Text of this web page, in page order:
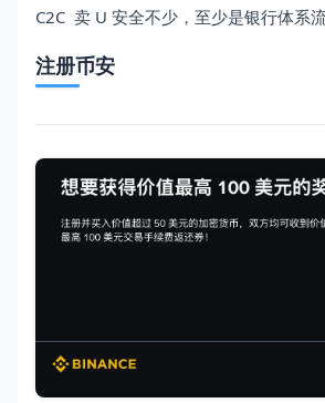
C2C 卖 U 安全不少，至少是银行体系流
注册币安